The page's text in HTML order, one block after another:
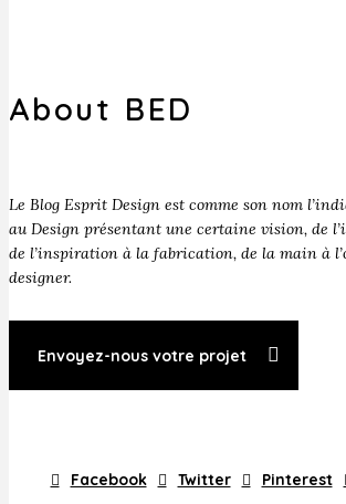
About BED
Le Blog Esprit Design est comme son nom
au Design présentant une certaine vision, de
de l’inspiration à la fabrication, de la main à
designer.
Envoyez-nous votre projet
Facebook Twitter Pinterest